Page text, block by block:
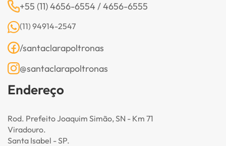
+55 (11) 4656-6554 / 4656-6555
(11) 94914-2547
/santaclarapoltronas
@santaclarapoltronas
Endereço
Rod. Prefeito Joaquim Simão, SN - Km 71
Viradouro.
Santa Isabel - SP.